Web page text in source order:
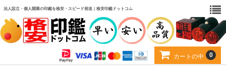
法人設立・個人開業の印鑑を格安・スピード発送｜格安印鑑ドットコム
カートの中 0